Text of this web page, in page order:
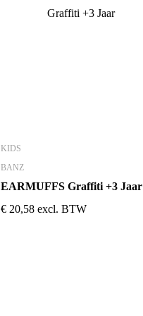
KIDS
BANZ
EARMUFFS Graffiti +3 Jaar
€ 20,58 excl. BTW